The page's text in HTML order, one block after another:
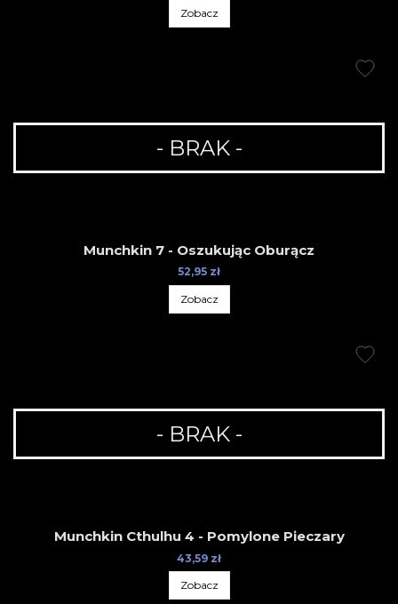
Zobacz
- BRAK -
Munchkin 7 - Oszukując Oburącz
52,95 zł
Zobacz
- BRAK -
Munchkin Cthulhu 4 - Pomylone Pieczary
43,59 zł
Zobacz